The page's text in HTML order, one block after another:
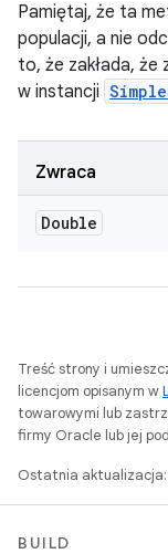
Pamiętaj, że ta
populacji, a nie
to, że zakłada,
w instancji
Zwraca
Double
Treść strony i
licencjom opisanym w
towarowymi lub
firmy Oracle lub jej
Ostatnia
BUILD